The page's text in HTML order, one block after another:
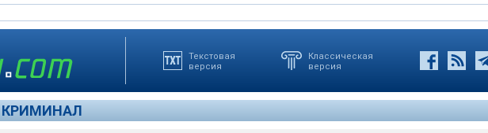
Текстовая
версия
Классическая
версия
КРИМИНАЛ